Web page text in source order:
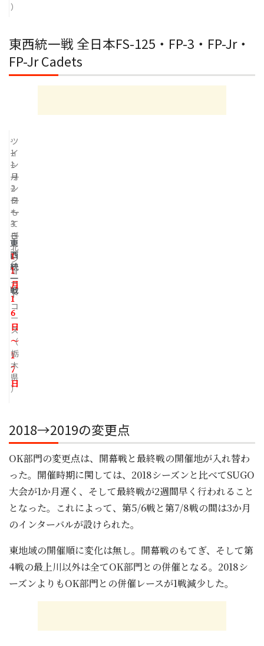
）
東西統一戦 全日本FS-125・FP-3・FP-Jr・
FP-Jr Cadets
東
西
統
一
戦
1
1
月
2
日
～
3
日
1
1
月
1
6
日
～
1
7
日
ツ
イ
ン
リ
ン
ク
も
て
ぎ
北
シ
ョ
ー
ト
コ
ー
ス
（
栃
木
県
）
2018→2019の変更点
OK部門の変更点は、開幕戦と最終戦の開催地が入れ替わ
った。開催時期に関しては、2018シーズンと比べてSUGO
大会が1か月遅く、そして最終戦が2週間早く行われること
となった。これによって、第5/6戦と第7/8戦の間は3か月
のインターバルが設けられた。
東地域の開催順に変化は無し。開幕戦のもてぎ、そして第
4戦の最上川以外は全てOK部門との併催となる。2018シ
ーズンよりもOK部門との併催レースが1戦減少した。